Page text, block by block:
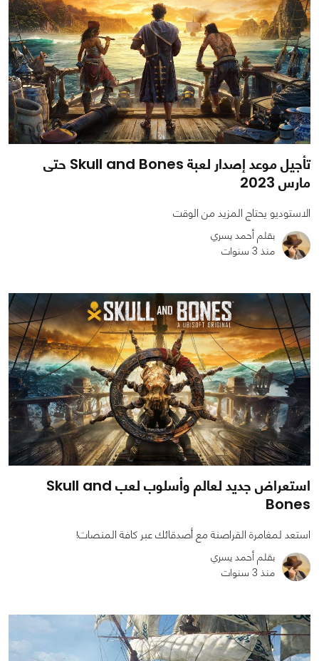
3633
0
0
تأجيل موعد إصدار لعبة Skull and Bones حتى
مارس 2023
الاستوديو يحتاج المزيد من الوقت
بقلم أحمد يسري
منذ 3 سنوات
2014
0
0
استعراض جديد لعالم وأسلوب لعب Skull and
Bones
استعد لمغامرة القراصنة مع أصدقائك عبر كافة المنصات!
بقلم أحمد يسري
منذ 3 سنوات